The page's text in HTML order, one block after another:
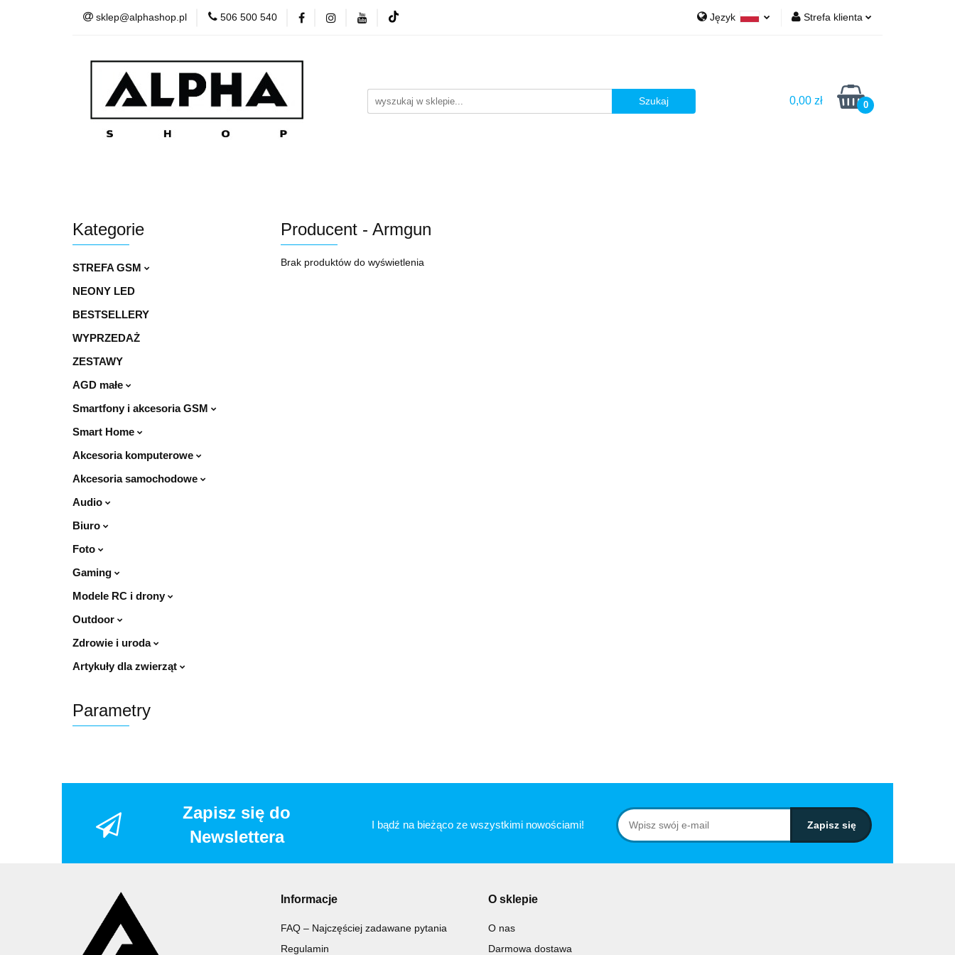
sklep@alphashop.pl 506 500 540 Język Strefa klienta
Dodaj zgłoszenie
Zgody cookies
0,00 zł 0
STREFA GSM NEONY LED
Kategorie
STREFA GSM
NEONY LED
BESTSELLERY
WYPRZEDAŻ
ZESTAWY
AGD małe
Smartfony i akcesoria GSM
Smart Home
Akcesoria komputerowe
Akcesoria samochodowe
Audio
Biuro
Foto
Gaming
Modele RC i drony
Outdoor
Zdrowie i uroda
Artykuły dla zwierząt
Parametry
Producent - Armgun
Brak produktów do wyświetlenia
Zapisz się do
Newslettera
I bądź na bieżąco ze wszystkimi nowościami!
Informacje
FAQ – Najczęściej zadawane pytania
Regulamin
O sklepie
O nas
Darmowa dostawa